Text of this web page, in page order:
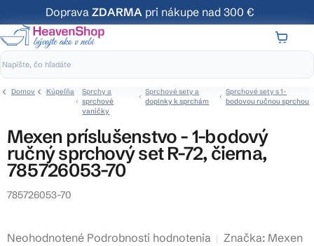
na
obsah
Doprava ZDARMA pri nákupe nad 300 €
Domov Kúpeľňa
Sprchy a
sprchové
vaničky
Sprchové sety a
doplnky k sprchám
Sprchové sety s 1-
bodovou ručnou sprchou
Mexen príslušenstvo - 1-bodový
ručný sprchový set R-72, čierna,
785726053-70
785726053-70
Priemerné
Neohodnotené Podrobnosti hodnotenia Značka: Mexen